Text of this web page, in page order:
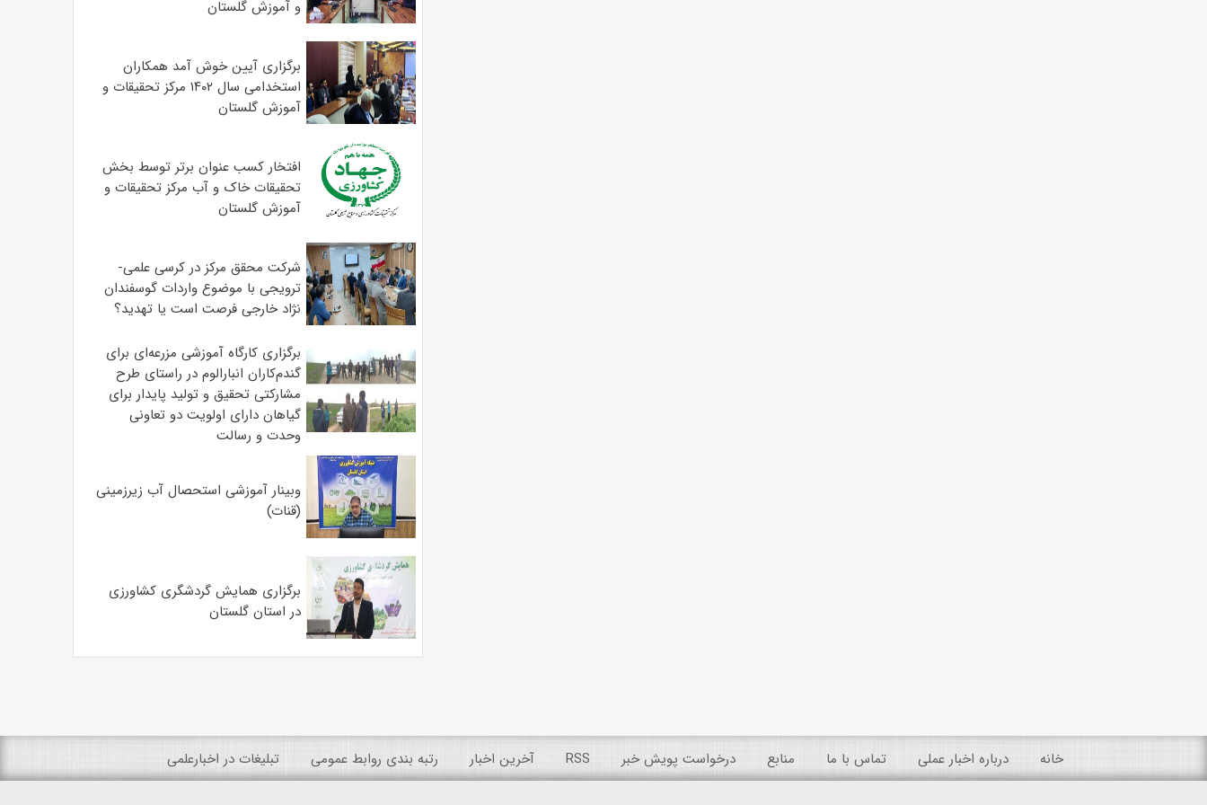
و آموزش گلستان
برگزاری آیین خوش آمد همکاران
استخدامی سال ۱۴۰۲ مرکز تحقیقات و
آموزش گلستان
افتخار کسب عنوان برتر توسط بخش
تحقیقات خاک و آب مرکز تحقیقات و
آموزش گلستان
شرکت محقق مرکز در کرسی علمی-
ترویجی با موضوع واردات گوسفندان
نژاد خارجی فرصت است یا تهدید؟
برگزاری کارگاه آموزشی مزرعه‌ای برای
گندم‌کاران انبارالوم در راستای طرح
مشارکتی تحقیق و تولید پایدار برای
گیاهان دارای اولویت دو تعاونی
وحدت و رسالت
وبینار آموزشی استحصال آب زیرزمینی
(قنات)
برگزاری همایش گردشگری کشاورزی
در استان گلستان
خانه درباره اخبار عملی تماس با ما منابع درخواست پویش خبر RSS آخرین اخبار رتبه بندی روابط عمومی تبلیغات در اخبارعلمی